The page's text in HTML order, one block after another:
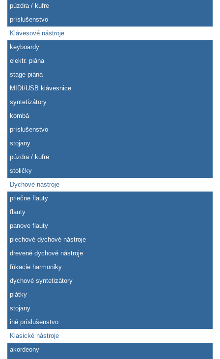
púzdra / kufre
príslušenstvo
Klávesové nástroje
keyboardy
elektr. piána
stage piána
MIDI/USB klávesnice
syntetizátory
kombá
príslušenstvo
stojany
púzdra / kufre
stoličky
Dychové nástroje
priečne flauty
flauty
panove flauty
plechové dychové nástroje
drevené dychové nástroje
fúkacie harmoniky
dychové syntetizátory
plátky
stojany
iné príslušenstvo
Klasické nástroje
akordeony